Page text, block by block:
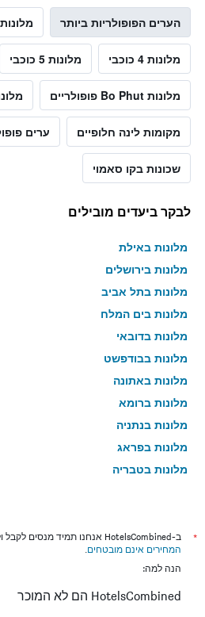
הערים הפופולריות ביותר מלונות 3 כוכבי
מלונות 4 כוכבי מלונות 5 כוכבי
מלונות Bo Phut פופולריים
מקומות לינה חלופיים ערים
שכונות בקו סאמוי
לבקר ביעדים מובילים
מלונות באילת
מלונות בירושלים
מלונות בתל אביב
מלונות בים המלח
מלונות בדובאי
מלונות בבודפשט
מלונות באתונה
מלונות ברומא
מלונות בנתניה
מלונות בפראג
מלונות בטבריה
מלונות בבנגקוק
מלונות בלונדון
מלונות בפאפוס
*
ב-HotelsCombined אנחנו תמיד מנסים לקבל ולהציג תמחור מדויק, עם זאת,
המחירים אינם מובטחים.
הנה למה:
HotelsCombined הם לא המוכר